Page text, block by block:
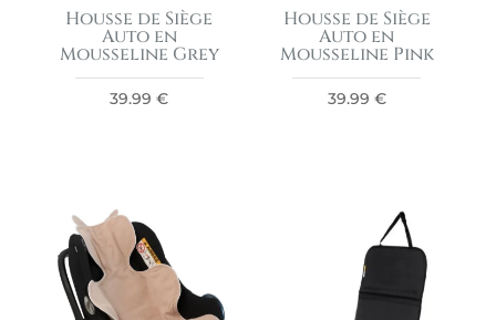
Housse de Siège
Auto en
Mousseline Grey
39.99€
Housse de Siège
Auto en
Mousseline Pink
39.99 €